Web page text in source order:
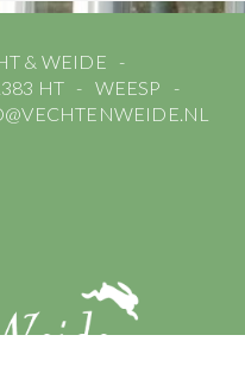
& WEIDE
HT
WEESP